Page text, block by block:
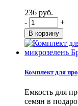
236 руб.
-
+
Комплект для
Емкость для
семян в